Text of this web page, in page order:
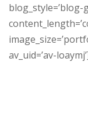
blog_style=’blog-
av_uid=’av-